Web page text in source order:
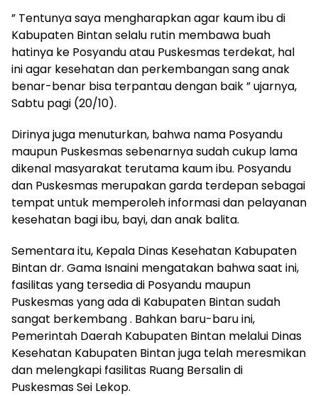
” Tentunya saya mengharapkan agar kaum ibu di
Kabupaten Bintan selalu rutin membawa buah
hatinya ke Posyandu atau Puskesmas terdekat, hal
ini agar kesehatan dan perkembangan sang anak
benar-benar bisa terpantau dengan baik ” ujarnya,
Sabtu pagi (20/10).
Dirinya juga menuturkan, bahwa nama Posyandu
maupun Puskesmas sebenarnya sudah cukup lama
dikenal masyarakat terutama kaum ibu. Posyandu
dan Puskesmas merupakan garda terdepan sebagai
tempat untuk memperoleh informasi dan pelayanan
kesehatan bagi ibu, bayi, dan anak balita.
Sementara itu, Kepala Dinas Kesehatan Kabupaten
Bintan dr. Gama Isnaini mengatakan bahwa saat ini,
fasilitas yang tersedia di Posyandu maupun
Puskesmas yang ada di Kabupaten Bintan sudah
sangat berkembang . Bahkan baru-baru ini,
Pemerintah Daerah Kabupaten Bintan melalui Dinas
Kesehatan Kabupaten Bintan juga telah meresmikan
dan melengkapi fasilitas Ruang Bersalin di
Puskesmas Sei Lekop.